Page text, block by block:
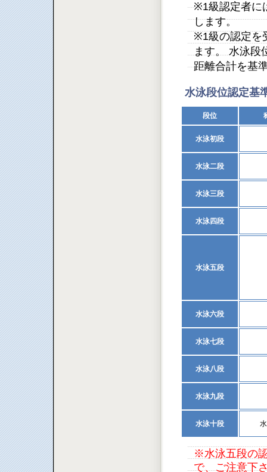
※1級認定者に
します。
※1級の認定を
ます。 水泳段
距離合計を基
水泳段位認定基
段位
水泳初段
水泳二段
水泳三段
水泳四段
水泳五段
水泳六段
水泳七段
水泳八段
水泳九段
水泳十段
※水泳五段の
で、ご注意下